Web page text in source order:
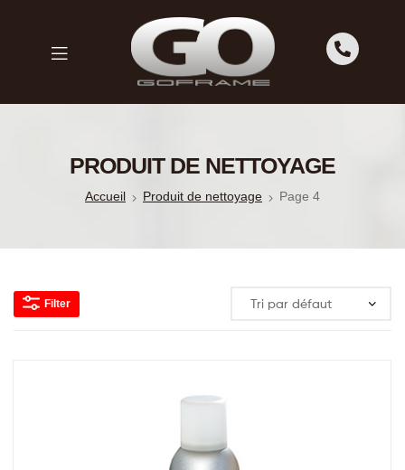
GOFRAME
PRODUIT DE NETTOYAGE
Accueil Produit de nettoyage Page 4
Filter